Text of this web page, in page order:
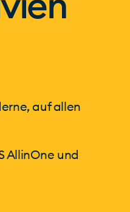
auf allen
AllinOne und